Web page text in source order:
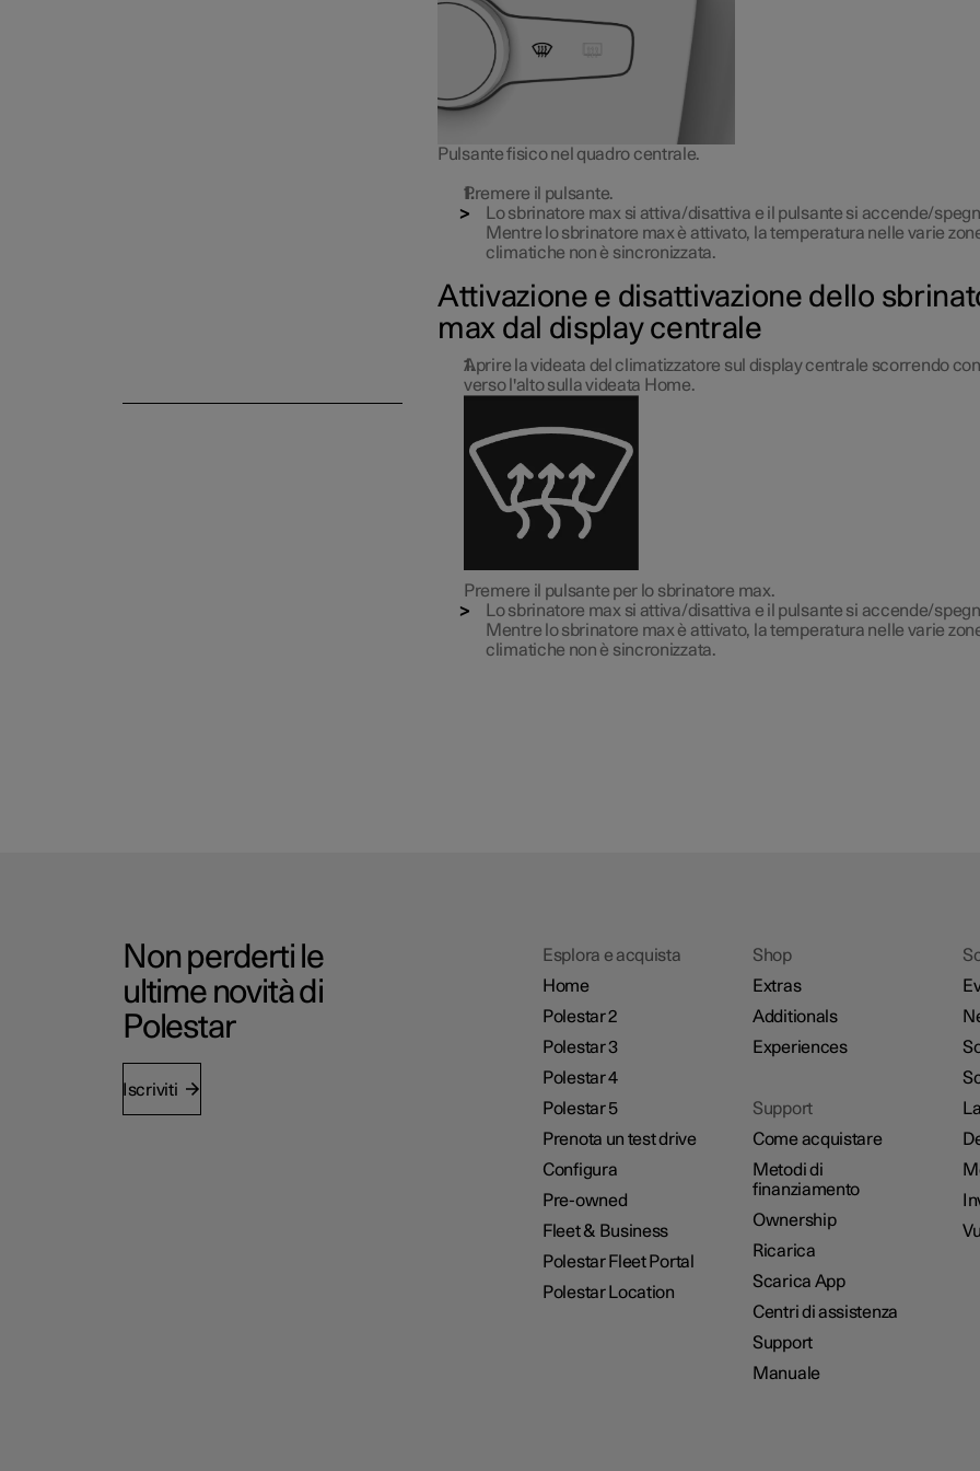
Pulsante fisico nel quadro centrale.
Premere il pulsante.
Lo sbrinatore max si attiva/disattiva e il pulsante si accende/
Mentre lo sbrinatore max è attivato, la temperatura nelle varie
climatiche non è sincronizzata.
Attivazione e disattivazione dello
max dal display centrale
Aprire la videata del climatizzatore sul display centrale scorrendo
verso l'alto sulla videata Home.
Premere il pulsante per lo sbrinatore max.
Lo sbrinatore max si attiva/disattiva e il pulsante si accende/
Mentre lo sbrinatore max è attivato, la temperatura nelle varie
climatiche non è sincronizzata.
Non perderti le
ultime novità di
Polestar
Iscriviti
Esplora e acquista
Home
Polestar 2
Polestar 3
Polestar 4
Polestar 5
Prenota un test drive
Configura
Pre-owned
Fleet & Business
Polestar Fleet Portal
Polestar Location
Shop
Extras
Additionals
Experiences
Support
Come acquistare
Metodi di
finanziamento
Ownership
Ricarica
Scarica App
Centri di assistenza
Support
Manuale